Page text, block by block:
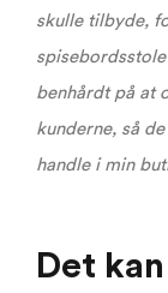
skulle tilbyde,
benhårdt på at
kunderne, så
handle i min
Det